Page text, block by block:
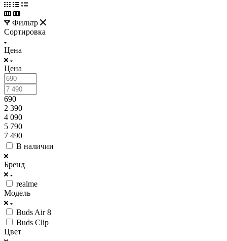
Фильтр
Сортировка
Цена
Цена
690
2 390
4 090
5 790
7 490
В наличии
Бренд
realme
Модель
Buds Air 8
Buds Clip
Цвет